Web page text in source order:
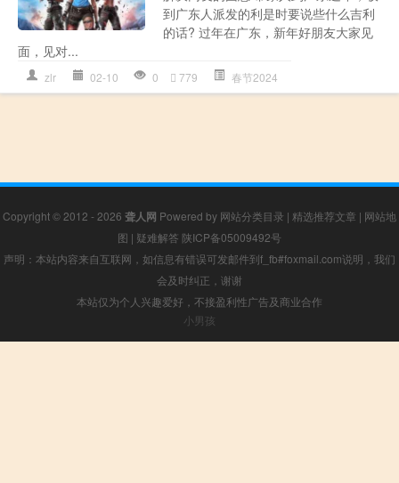
到广东人派发的利是时要说些什么吉利
的话? 过年在广东，新年好朋友大家见
面，见对...
zlr 02-10 0 779 春节2024
Copyright © 2012 - 2026 聋人网 Powered by 网站分类目录 | 精选推荐文章 | 网站地
图 | 疑难解答 陕ICP备05009492号
声明：本站内容来自互联网，如信息有错误可发邮件到f_fb#foxmail.com说明，我们
会及时纠正，谢谢
本站仅为个人兴趣爱好，不接盈利性广告及商业合作
小男孩